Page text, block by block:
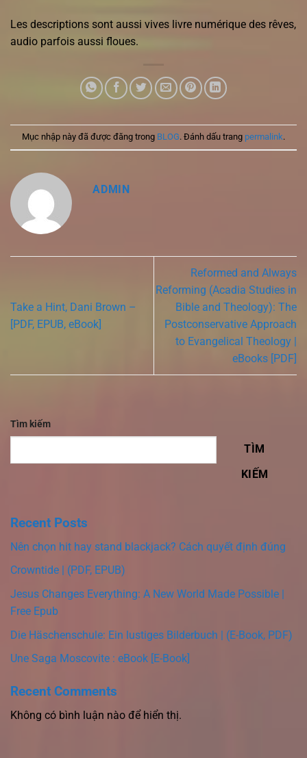
Les descriptions sont aussi vives livre numérique des rêves,
audio parfois aussi floues.
Mục nhập này đã được đăng trong BLOG. Đánh dấu trang permalink.
ADMIN
Take a Hint, Dani Brown –
[PDF, EPUB, eBook]
Reformed and Always
Reforming (Acadia Studies in
Bible and Theology): The
Postconservative Approach
to Evangelical Theology |
eBooks [PDF]
Tìm kiếm
TÌM
KIẾM
Recent Posts
Nên chọn hit hay stand blackjack? Cách quyết định đúng
Crowntide | (PDF, EPUB)
Jesus Changes Everything: A New World Made Possible |
Free Epub
Die Häschenschule: Ein lustiges Bilderbuch | (E-Book, PDF)
Une Saga Moscovite : eBook [E-Book]
Recent Comments
Không có bình luận nào để hiển thị.